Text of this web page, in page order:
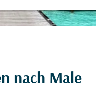
nach Male
einzelnen Daten